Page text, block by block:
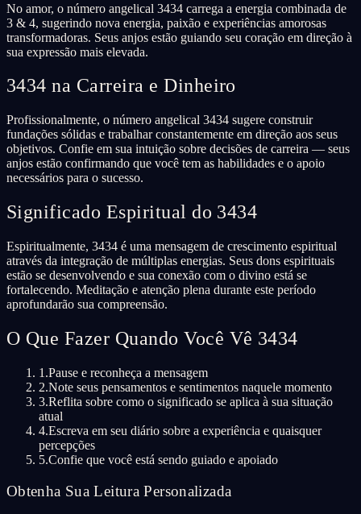
No amor, o número angelical 3434 carrega a energia combinada de
3 & 4, sugerindo nova energia, paixão e experiências amorosas
transformadoras. Seus anjos estão guiando seu coração em direção à
sua expressão mais elevada.
3434 na Carreira e Dinheiro
Profissionalmente, o número angelical 3434 sugere construir
fundações sólidas e trabalhar constantemente em direção aos seus
objetivos. Confie em sua intuição sobre decisões de carreira — seus
anjos estão confirmando que você tem as habilidades e o apoio
necessários para o sucesso.
Significado Espiritual do 3434
Espiritualmente, 3434 é uma mensagem de crescimento espiritual
através da integração de múltiplas energias. Seus dons espirituais
estão se desenvolvendo e sua conexão com o divino está se
fortalecendo. Meditação e atenção plena durante este período
aprofundarão sua compreensão.
O Que Fazer Quando Você Vê 3434
1.Pause e reconheça a mensagem
2.Note seus pensamentos e sentimentos naquele momento
3.Reflita sobre como o significado se aplica à sua situação
atual
4.Escreva em seu diário sobre a experiência e quaisquer
percepções
5.Confie que você está sendo guiado e apoiado
Obtenha Sua Leitura Personalizada